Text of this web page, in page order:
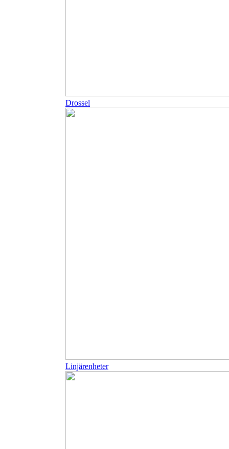
Drossel
Linjärenheter